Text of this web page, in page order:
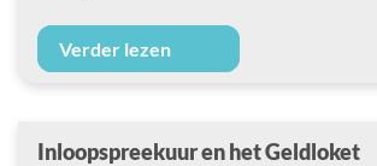
Verder lezen
Inloopspreekuur en het Geldloket